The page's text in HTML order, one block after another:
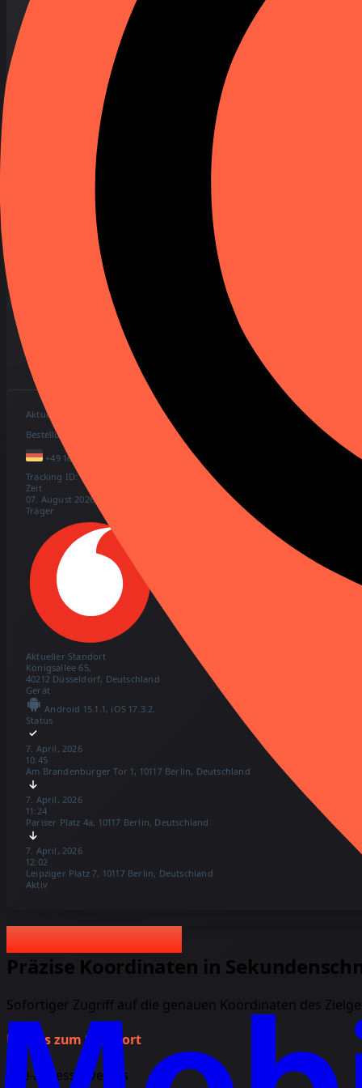
Aktueller Standort
Bestellung / #4556435
+49 160-9876-5432
Tracking ID:45dGgddCDefe
Zeit
07. August 2026, 15:23
Träger
Aktueller Standort
Königsallee 65,
40212 Düsseldorf, Deutschland
Gerät
Android 15.1.1, iOS 17.3.2.
Status
7. April, 2026
10:45
Am Brandenburger Tor 1, 10117 Berlin, Deutschland
7. April, 2026
11:24
Pariser Platz 4a, 10117 Berlin, Deutschland
7. April, 2026
12:02
Leipziger Platz 7, 10117 Berlin, Deutschland
Aktiv
GPS-Ortung online
GPS-Ortung online
Präzise Koordinaten in
Sofortiger Zugriff auf die genauen Koordinaten des
Details zum Standort
Live-Adresse Details